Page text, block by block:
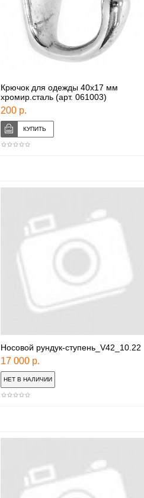
Крючок для одежды 40х17 мм
хромир.сталь (арт. 061003)
200 р.
Носовой рундук-ступень_V42_10.22
17 000 р.